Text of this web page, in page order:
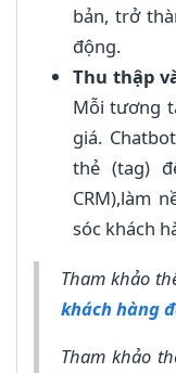
bản, trở
động.
Thu thập
Mỗi tương
giá.
thẻ (tag)
CRM),làm
sóc khách
Tham khảo
khách hàng
Tham khảo